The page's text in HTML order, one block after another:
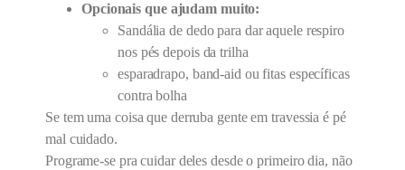
Opcionais que ajudam muito:
Sandália de dedo para dar aquele respiro
nos pés depois da trilha
esparadrapo, band-aid ou fitas específicas
contra bolha
Se tem uma coisa que derruba gente em travessia é pé
mal cuidado.
Programe-se pra cuidar deles desde o primeiro dia, não